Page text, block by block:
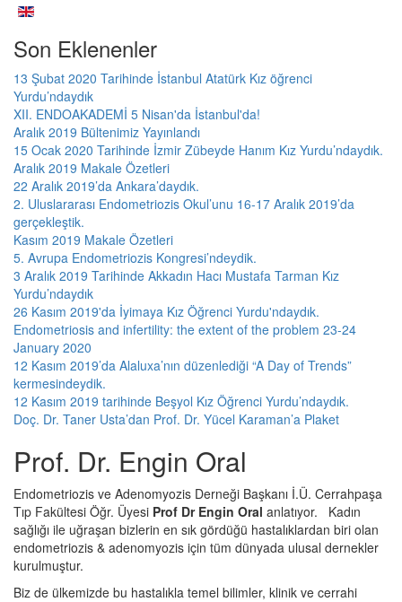
Son Eklenenler
13 Şubat 2020 Tarihinde İstanbul Atatürk Kız öğrenci
Yurdu’ndaydık
XII. ENDOAKADEMİ 5 Nisan'da İstanbul'da!
Aralık 2019 Bültenimiz Yayınlandı
15 Ocak 2020 Tarihinde İzmir Zübeyde Hanım Kız Yurdu’ndaydık.
Aralık 2019 Makale Özetleri
22 Aralık 2019’da Ankara’daydık.
2. Uluslararası Endometriozis Okul’unu 16-17 Aralık 2019’da
gerçekleştik.
Kasım 2019 Makale Özetleri
5. Avrupa Endometriozis Kongresi’ndeydik.
3 Aralık 2019 Tarihinde Akkadın Hacı Mustafa Tarman Kız
Yurdu’ndaydık
26 Kasım 2019'da İyimaya Kız Öğrenci Yurdu'ndaydık.
Endometriosis and infertility: the extent of the problem 23-24
January 2020
12 Kasım 2019’da Alaluxa’nın düzenlediği “A Day of Trends”
kermesindeydik.
12 Kasım 2019 tarihinde Beşyol Kız Öğrenci Yurdu’ndaydık.
Doç. Dr. Taner Usta’dan Prof. Dr. Yücel Karaman’a Plaket
Prof. Dr. Engin Oral
Endometriozis ve Adenomyozis Derneği Başkanı İ.Ü. Cerrahpaşa
Tıp Fakültesi Öğr. Üyesi Prof Dr Engin Oral anlatıyor. Kadın
sağlığı ile uğraşan bizlerin en sık gördüğü hastalıklardan biri olan
endometriozis & adenomyozis için tüm dünyada ulusal dernekler
kurulmuştur.
Biz de ülkemizde bu hastalıkla temel bilimler, klinik ve cerrahi